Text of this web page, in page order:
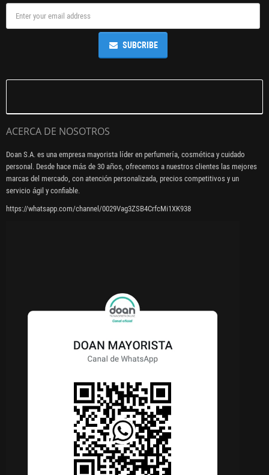
SUBCRIBE
ACERCA DE NOSOTROS
Doan S.A. es una empresa mayorista líder en perfumería, cosmética y cuidado
personal. Desde hace más de 30 años, ofrecemos a nuestros clientes las mejores
marcas del mercado, con atención personalizada, precios competitivos y un
servicio ágil y confiable.
https://whatsapp.com/channel/0029Vag3ZSB4CrfcMi1XK938